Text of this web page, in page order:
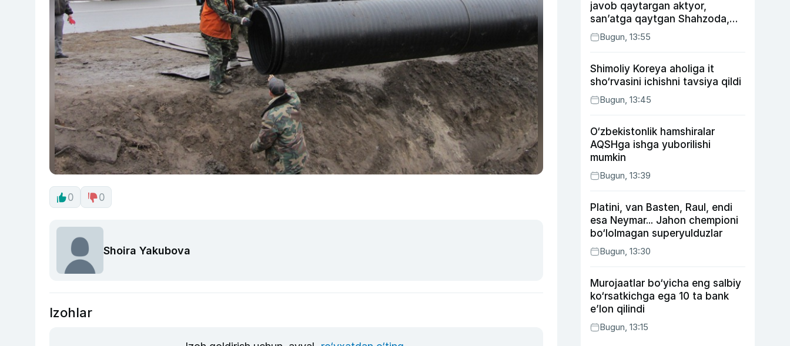
0 0
Shoira Yakubova
Izohlar
javob qaytargan aktyor,
san’atga qaytgan Shahzoda,
yo‘lga asfalt yotqizgan
Jahongir Otajonov
Bugun, 13:55
Shimoliy Koreya aholiga it
sho‘rvasini ichishni tavsiya qildi
Bugun, 13:45
O‘zbekistonlik hamshiralar
AQSHga ishga yuborilishi
mumkin
Bugun, 13:39
Platini, van Basten, Raul, endi
esa Neymar... Jahon chempioni
bo‘lolmagan superyulduzlar
Bugun, 13:30
Murojaatlar bo‘yicha eng salbiy
ko‘rsatkichga ega 10 ta bank
e’lon qilindi
Bugun, 13:15